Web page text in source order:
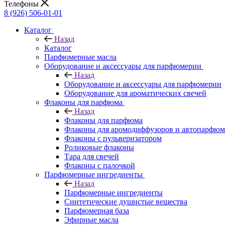
Телефоны
8 (926) 506-01-01
Каталог
Назад
Каталог
Парфюмерные масла
Оборудование и аксессуары для парфюмерии
Назад
Оборудование и аксессуары для парфюмерии
Оборудование для ароматических свечей
Флаконы для парфюма
Назад
Флаконы для парфюма
Флаконы для аромодиффузоров и
Флаконы с пульверизатором
Роликовые флаконы
Тара для свечей
Флаконы с палочкой
Парфюмерные ингредиенты
Назад
Парфюмерные ингредиенты
Синтетические душистые вещества
Парфюмерная база
Эфирные масла